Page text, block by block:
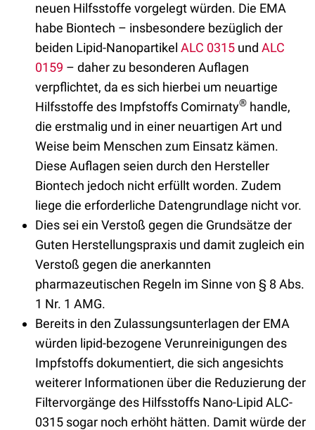
neuen Hilfsstoffe vorgelegt würden. Die EMA
habe Biontech – insbesondere bezüglich der
beiden Lipid-Nanopartikel ALC 0315 und ALC
0159 – daher zu besonderen Auflagen
verpflichtet, da es sich hierbei um neuartige
Hilfsstoffe des Impfstoffs Comirnaty® handle,
die erstmalig und in einer neuartigen Art und
Weise beim Menschen zum Einsatz kämen.
Diese Auflagen seien durch den Hersteller
Biontech jedoch nicht erfüllt worden. Zudem
liege die erforderliche Datengrundlage nicht vor.
Dies sei ein Verstoß gegen die Grundsätze der
Guten Herstellungspraxis und damit zugleich ein
Verstoß gegen die anerkannten
pharmazeutischen Regeln im Sinne von § 8 Abs.
1 Nr. 1 AMG.
Bereits in den Zulassungsunterlagen der EMA
würden lipid-bezogene Verunreinigungen des
Impfstoffs dokumentiert, die sich angesichts
weiterer Informationen über die Reduzierung der
Filtervorgänge des Hilfsstoffs Nano-Lipid ALC-
0315 sogar noch erhöht hätten. Damit würde der